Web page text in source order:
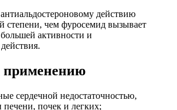
действию
степени, чем фуросемид вызывает
активности и
применению
сердечной недостаточностью,
печени, почек и легких;